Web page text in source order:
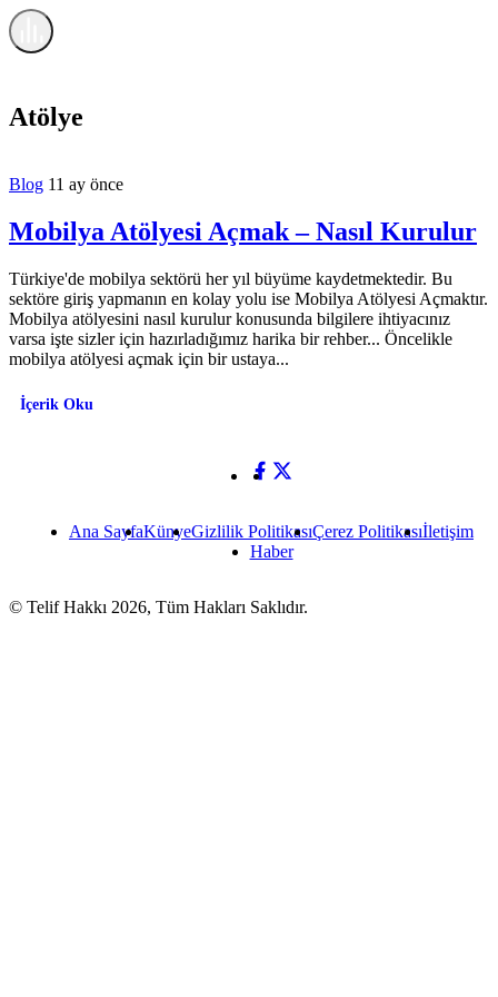
Haberleri
Atölye
Blog 11 ay önce
Mobilya Atölyesi Açmak – Nasıl Kurulur
Türkiye'de mobilya sektörü her yıl büyüme kaydetmektedir. Bu
sektöre giriş yapmanın en kolay yolu ise Mobilya Atölyesi Açmaktır.
Mobilya atölyesini nasıl kurulur konusunda bilgilere ihtiyacınız
varsa işte sizler için hazırladığımız harika bir rehber... Öncelikle
mobilya atölyesi açmak için bir ustaya...
İçerik Oku
Ana SayfaKünyeGizlilik PolitikasıÇerez Politikasıİletişim
Haber
© Telif Hakkı 2026, Tüm Hakları Saklıdır.